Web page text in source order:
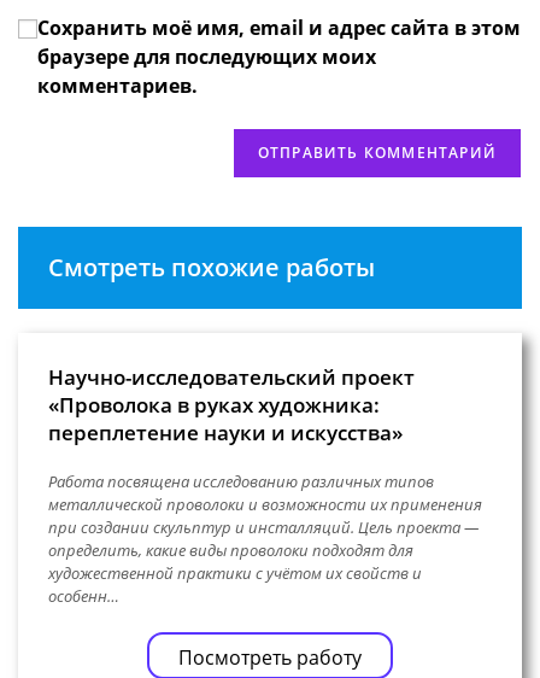
веб-
сайта
(необязательно)
Сохранить моё имя, email и адрес сайта в этом
браузере для последующих моих
комментариев.
Смотреть похожие работы
Научно-исследовательский проект
«Проволока в руках художника:
переплетение науки и искусства»
Работа посвящена исследованию различных типов
металлической проволоки и возможности их применения
при создании скульптур и инсталляций. Цель проекта —
определить, какие виды проволоки подходят для
художественной практики с учётом их свойств и
особенн…
Посмотреть работу